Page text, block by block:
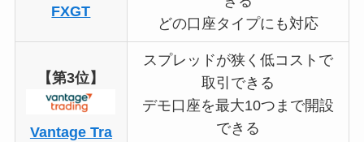
FXGT
どの口座タイプにも対応
【第3位】
Vantage Tra
スプレッドが狭く低コストで
取引できる
デモ口座を最大10つまで開設
できる